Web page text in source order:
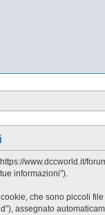
www.dccworld.it/
informazioni”).
che sono piccoli
assegnato